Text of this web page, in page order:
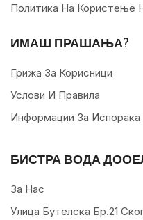
Политика На Користење
ИМАШ ПРАШАЊА?
Грижа За Корисници
Услови И Правила
Информации За Испорака
БИСТРА ВОДА
За Нас
Улица Бутелска Бр.21